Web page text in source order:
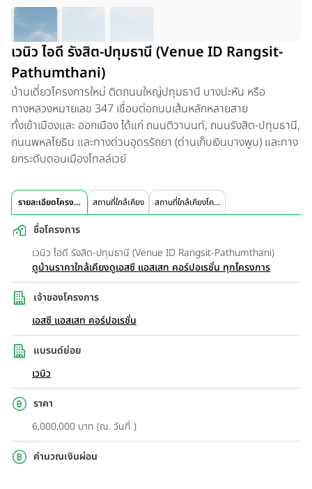
เวนิว ไอดี รังสิต-ปทุมธานี (Venue ID Rangsit-
Pathumthani)
บ้านเดี่ยวโครงการใหม่ ติดถนนใหญ่ปทุมธานี บางปะหัน หรือ
ทางหลวงหมายเลข 347 เชื่อมต่อถนนเส้นหลักหลายสาย
ทั้งเข้าเมืองและ ออกเมือง ได้แก่ ถนนติวานนท์, ถนนรังสิต-ปทุมธานี,
ถนนพหลโยธิน และทางด่วนอุดรรัถยา (ด่านเก็บเงินบางพูน) และทาง
ยกระดับดอนเมืองโทลล์เวย์
รายละเอียดโครงการ สถานที่ใกล้เคียง สถานที่ใกล้เคียงโครงการ
ชื่อโครงการ
เวนิว ไอดี รังสิต-ปทุมธานี (Venue ID Rangsit-Pathumthani)
ดูบ้านราคาใกล้เคียงดูเอสซี แอสเสท คอร์ปอเรชั่น ทุกโครงการ
เจ้าของโครงการ
เอสซี แอสเสท คอร์ปอเรชั่น
แบรนด์ย่อย
เวนิว
ราคา
6,000,000 บาท (ณ. วันที่ )
คำนวณเงินผ่อน